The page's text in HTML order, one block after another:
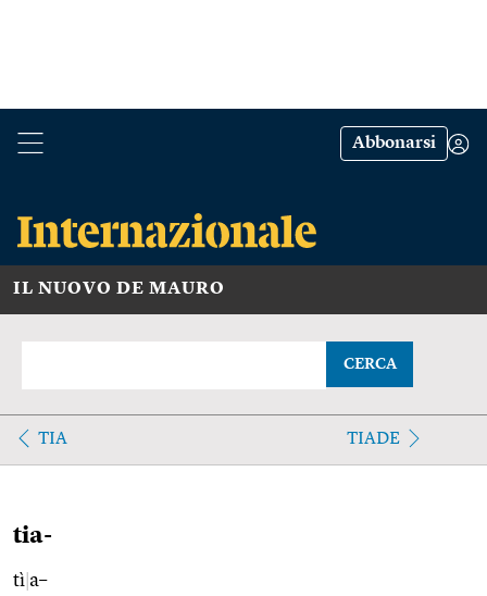
Abbonarsi
IL NUOVO DE MAURO
CERCA
TIA TIADE
tia-
tì a–